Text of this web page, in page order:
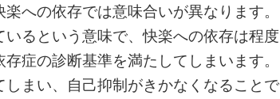
への依存では意味合いが異なります。
るという意味で、快楽への依存は程度
症の診断基準を満たしてしまいます。
まい、自己抑制がきかなくなることで